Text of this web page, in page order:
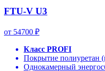
FTU-V U3
от 54700 ₽
Класс PROFI
Покрытие полиуретан
Однокамерный